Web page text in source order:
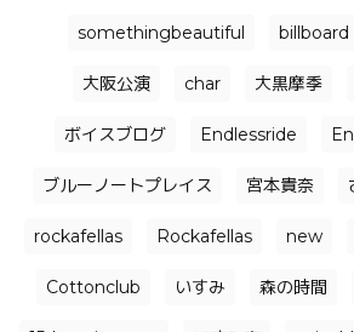
somethingbeautiful billboard
大阪公演 char 大黒摩季
ボイスブログ Endlessride
ブルーノートプレイス 宮本貴奈
rockafellas Rockafellas new
Cottonclub いすみ 森の時間